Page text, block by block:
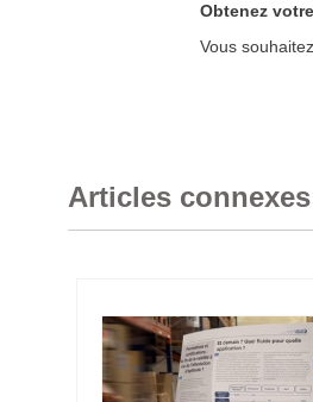
Obtenez
Vous
Articles connexes